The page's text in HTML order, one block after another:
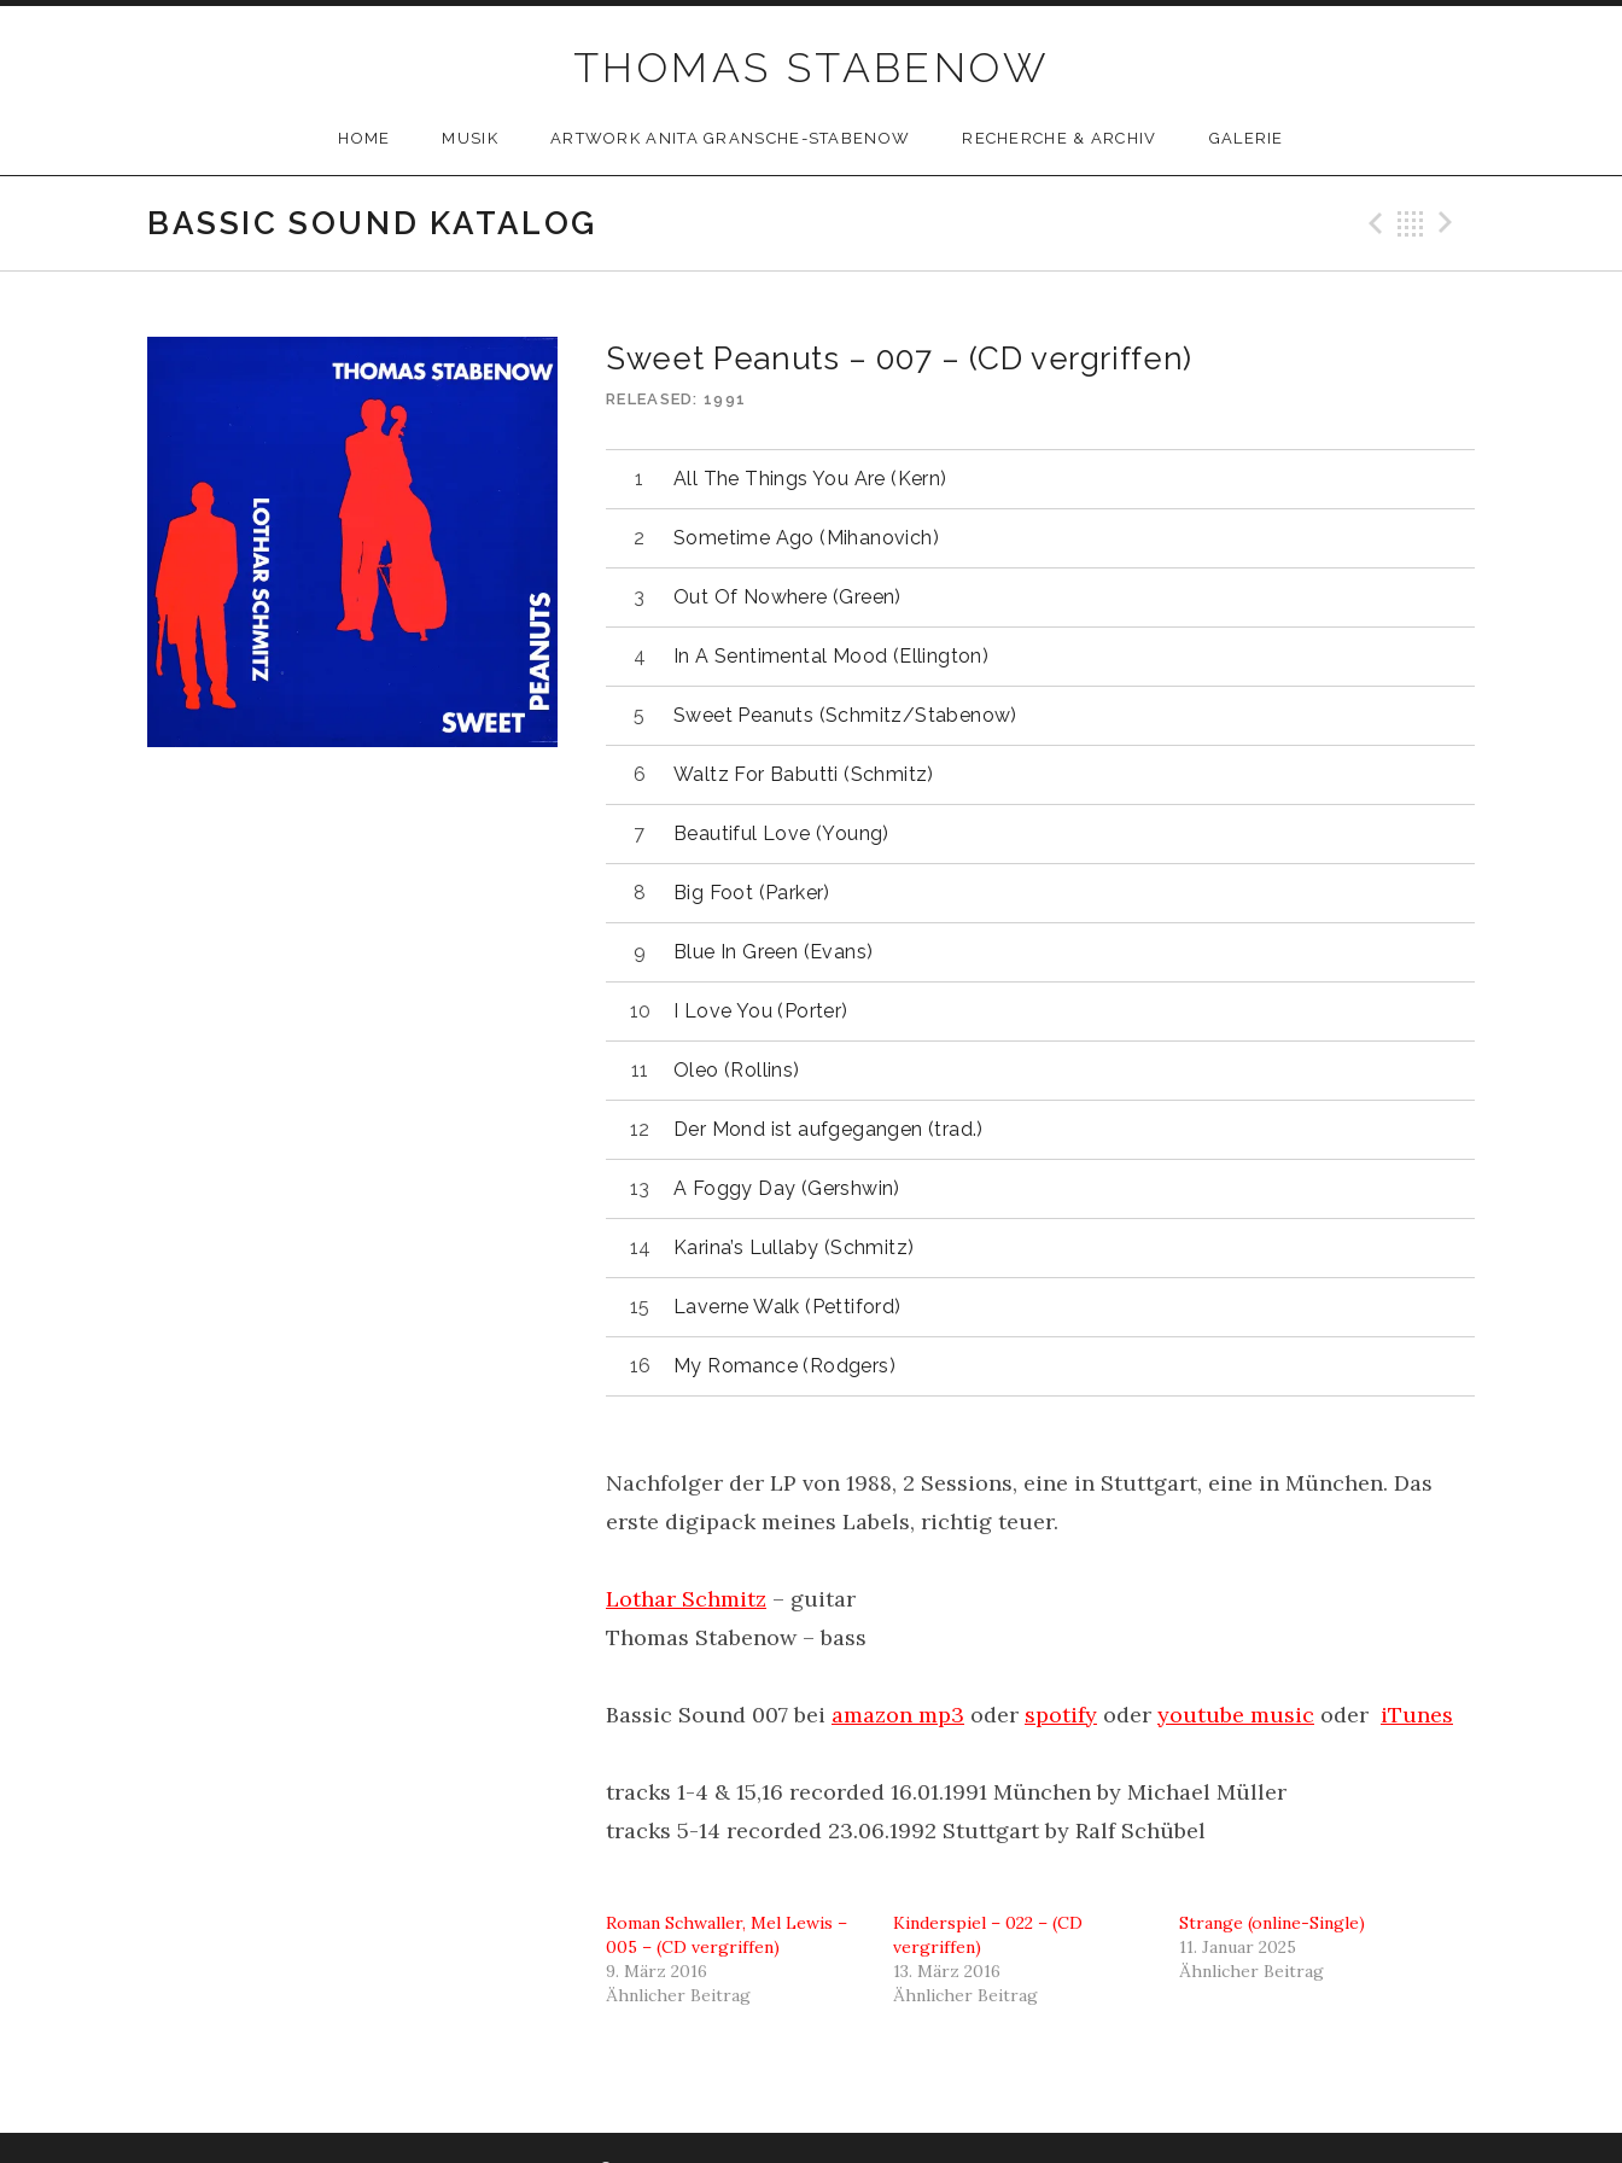
THOMAS STABENOW
HOME MUSIK ARTWORK ANITA GRANSCHE-STABENOW RECHERCHE & ARCHIV GALERIE
BASSIC SOUND KATALOG Previous
Back
Sweet Peanuts – 007 – (CD vergriffen)
RELEASED 1991
All The Things You Are (Kern)
Sometime Ago (Mihanovich)
Out Of Nowhere (Green)
In A Sentimental Mood (Ellington)
Sweet Peanuts (Schmitz/Stabenow)
Waltz For Babutti (Schmitz)
Beautiful Love (Young)
Big Foot (Parker)
Blue In Green (Evans)
I Love You (Porter)
Oleo (Rollins)
Der Mond ist aufgegangen (trad.)
A Foggy Day (Gershwin)
Karina’s Lullaby (Schmitz)
Laverne Walk (Pettiford)
My Romance (Rodgers)
Nachfolger der LP von 1988, 2 Sessions, eine in Stuttgart, eine in München. Das
erste digipack meines Labels, richtig teuer.
Lothar Schmitz – guitar
Thomas Stabenow – bass
Bassic Sound 007 bei amazon mp3 oder spotify oder youtube music oder iTunes
tracks 1-4 & 15,16 recorded 16.01.1991 München by Michael Müller
tracks 5-14 recorded 23.06.1992 Stuttgart by Ralf Schübel
Roman Schwaller, Mel Lewis –
005 – (CD vergriffen)
9. März 2016
Ähnlicher Beitrag
Kinderspiel – 022 – (CD
vergriffen)
13. März 2016
Ähnlicher Beitrag
Strange (online-Single)
11. Januar 2025
Ähnlicher Beitrag